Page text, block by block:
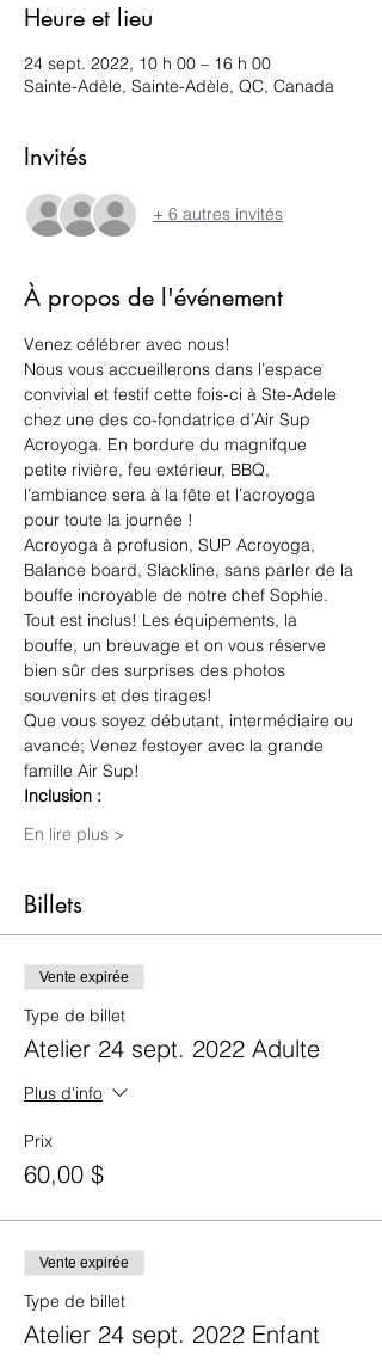
Heure et lieu
24 sept. 2022, 10 h 00 – 16 h 00
Sainte-Adèle, Sainte-Adèle, QC, Canada
Invités
+ 6 autres invités
À propos de l'événement
Venez célébrer avec nous!
Nous vous accueillerons dans l’espace
convivial et festif cette fois-ci à Ste-Adele
chez une des co-fondatrice d’Air Sup
Acroyoga. En bordure du magnifque
petite rivière, feu extérieur, BBQ,
l’ambiance sera à la fête et l’acroyoga
pour toute la journée !
Acroyoga à profusion, SUP Acroyoga,
Balance board, Slackline, sans parler de la
bouffe incroyable de notre chef Sophie.
Tout est inclus! Les équipements, la
bouffe, un breuvage et on vous réserve
bien sûr des surprises des photos
souvenirs et des tirages!
Que vous soyez débutant, intermédiaire ou
avancé; Venez festoyer avec la grande
famille Air Sup!
Inclusion :
En lire plus >
Billets
Vente expirée
Type de billet
Atelier 24 sept. 2022 Adulte
Plus d'info
Prix
60,00 $
Vente expirée
Type de billet
Atelier 24 sept. 2022 Enfant